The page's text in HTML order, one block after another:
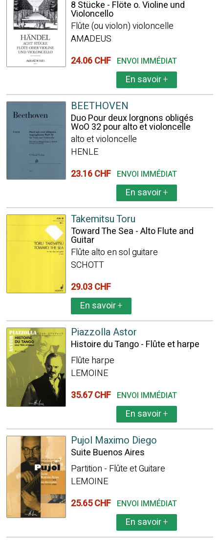
8 Stücke - Flöte o. Violine und
Violoncello
Flûte (ou violon) violoncelle
AMADEUS
24.06 CHF ENVOI IMMÉDIAT
En savoir+
BEETHOVEN
Duo Pour deux lorgnons obligés
WoO 32 pour alto et violoncelle
alto et violoncelle
HENLE
23.16 CHF ENVOI IMMÉDIAT
En savoir+
Takemitsu Toru
Toward The Sea - Alto Flute and
Guitar
Flûte alto en sol guitare
SCHOTT
29.03 CHF
En savoir+
Piazzolla Astor
Histoire du Tango - Flûte et harpe
Flûte harpe
LEMOINE
35.67 CHF ENVOI IMMÉDIAT
En savoir+
Pujol Maximo Diego
Suite Buenos Aires
Partition - Flûte et Guitare
LEMOINE
25.65 CHF ENVOI IMMÉDIAT
En savoir+